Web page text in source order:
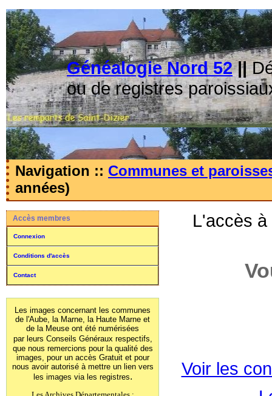
Généalogie Nord 52||
ou de registres
Navigation :: Communes et
années)
Accès membres
Connexion
Conditions d'accès
Contact
Les images concernant les communes
de l'Aube, la Marne, la Haute Marne et
de la Meuse ont été numérisées
par leurs Conseils Généraux respectifs,
que nous remercions pour la qualité des
images, pour un accès Gratuit et pour
nous avoir autorisé à mettre un lien vers
les images via les registres.
L'accès
Voir les